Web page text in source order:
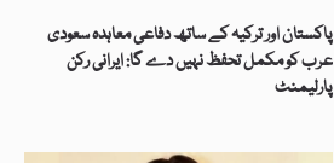
پاکستان اور ترکیہ کے ساتھ دفاعی معاہدہ سعودی
عرب کو مکمل تحفظ نہیں دے گا: ایرانی رکن
پارلیمنٹ